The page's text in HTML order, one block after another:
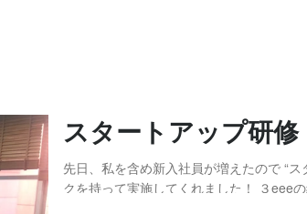
スタートアップ研修
先日、私を含め新入社員が増えたので “スタートアップ研修” を社長がマイ
クを持って実施してくれました！ ３eeeの経営理念は 『遊び心と生きが